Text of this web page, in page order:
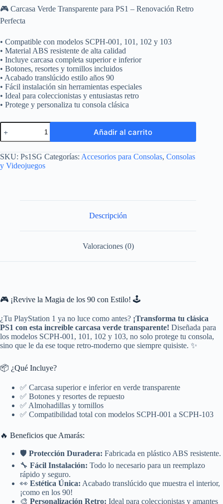
original
$959.17.
actual
$850.50.
🎮 Carcasa Verde Transparente para PS1 – Renovación Retro
Perfecta
• Compatible con modelos SCPH-001, 101, 102 y 103
• Material ABS resistente de alta calidad
• Incluye carcasa completa superior e inferior
• Botones, resortes y tornillos incluidos
• Acabado translúcido estilo años 90
• Fácil instalación sin herramientas especiales
• Ideal para coleccionistas y entusiastas retro
• Protege y personaliza tu consola clásica
Carcasa
Verde
Transparente
Consola
Ps1
Renueva
Añadir al carrito
SKU: Ps1SG Categorías: Accesorios para Consolas, Consolas
y Videojuegos
Descripción
Valoraciones (0)
🎮 ¡Revive la Magia de los 90 con Estilo! 🕹️
¿Tu PlayStation 1 ya no luce como antes? ¡Transforma tu clásica
PS1 con esta increíble carcasa verde transparente! Diseñada para
los modelos SCPH-001, 101, 102 y 103, no solo protege tu consola,
sino que le da ese toque retro-moderno que siempre quisiste. ✨
📦 ¿Qué Incluye?
✅ Carcasa superior e inferior en verde transparente
✅ Botones y resortes de repuesto
✅ Almohadillas y tornillos
✅ Compatibilidad total con modelos SCPH-001 a SCPH-103
🔥 Beneficios que Amarás:
🛡️ Protección Duradera: Fabricada en plástico ABS resistente.
🔧 Fácil Instalación: Todo lo necesario para un reemplazo
rápido y seguro.
👀 Estética Única: Acabado translúcido que muestra el interior,
¡como en los 90!
🎨 Personalización Retro: Ideal para coleccionistas y amantes